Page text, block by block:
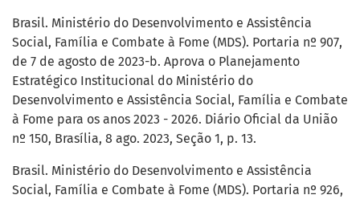
Brasil. Ministério do Desenvolvimento e Assistência
Social, Família e Combate à Fome (MDS). Portaria nº 907,
de 7 de agosto de 2023-b. Aprova o Planejamento
Estratégico Institucional do Ministério do
Desenvolvimento e Assistência Social, Família e Combate
à Fome para os anos 2023 - 2026. Diário Oficial da União
nº 150, Brasília, 8 ago. 2023, Seção 1, p. 13.
Brasil. Ministério do Desenvolvimento e Assistência
Social, Família e Combate à Fome (MDS). Portaria nº 926,